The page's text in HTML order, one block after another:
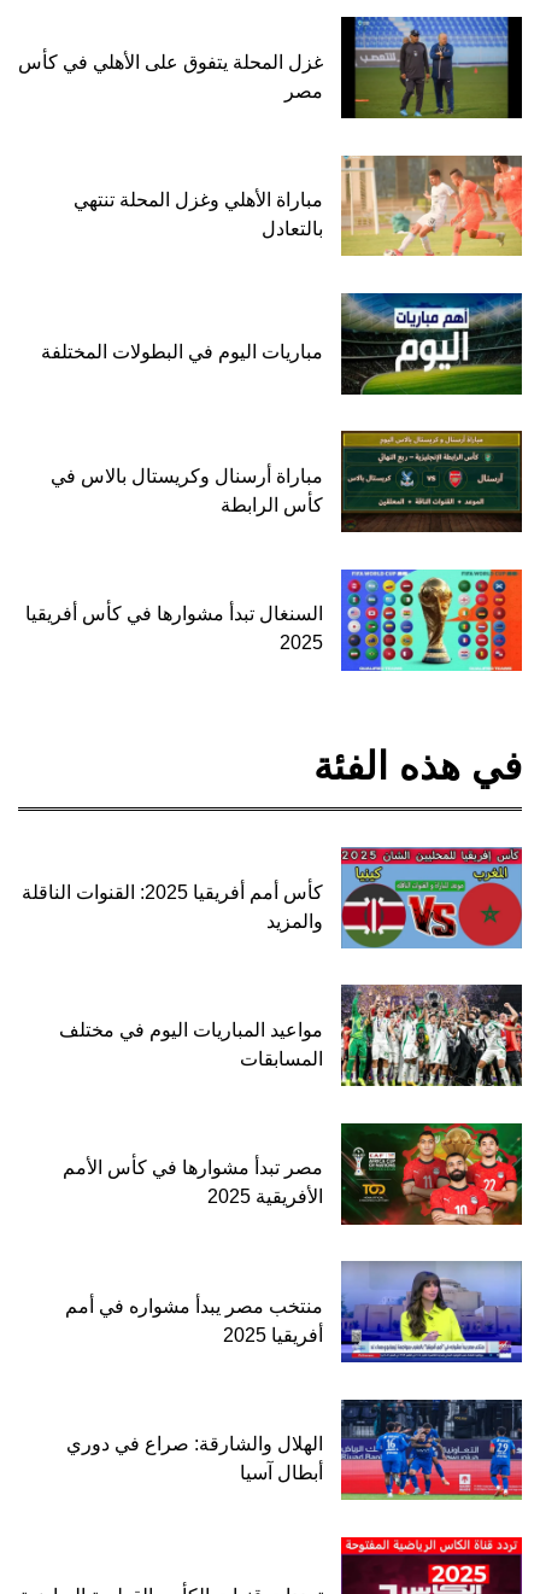
غزل المحلة يتفوق على الأهلي في كأس
مصر
مباراة الأهلي وغزل المحلة تنتهي
بالتعادل
مباريات اليوم في البطولات المختلفة
مباراة أرسنال وكريستال بالاس في
كأس الرابطة
السنغال تبدأ مشوارها في كأس أفريقيا
2025
في هذه الفئة
كأس أمم أفريقيا 2025: القنوات الناقلة
والمزيد
مواعيد المباريات اليوم في مختلف
المسابقات
مصر تبدأ مشوارها في كأس الأمم
الأفريقية 2025
منتخب مصر يبدأ مشواره في أمم
أفريقيا 2025
الهلال والشارقة: صراع في دوري
أبطال آسيا